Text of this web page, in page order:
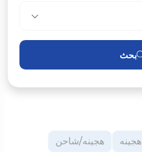
بحث
هجينه
هجينه/شاحن